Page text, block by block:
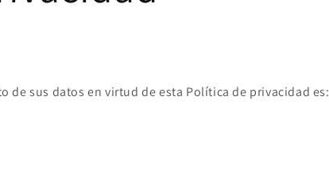
de sus datos en virtud de esta Política de privacidad es: